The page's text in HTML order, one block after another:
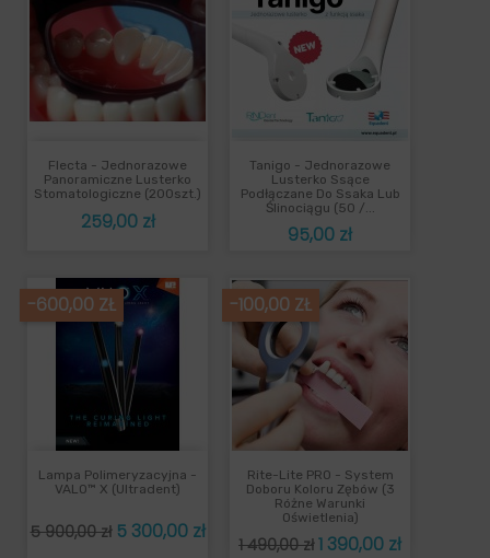
Flecta - Jednorazowe
Panoramiczne Lusterko
Stomatologiczne (200szt.)
Cena
259,00 zł
Tanigo - Jednorazowe
Lusterko Ssące
Podłączane Do Ssaka Lub
Ślinociągu (50 /...
Cena
95,00 zł
Lampa Polimeryzacyjna -
VALO™ X (Ultradent)
Cena
5 900,00 zł
-600,00 ZŁ
Cena
5 300,00 zł
Rite-Lite PRO - System
Doboru Koloru Zębów (3
Różne Warunki
Oświetlenia)
Cena
1 490,00 zł
-100,00 ZŁ
Cena
1 390,00 zł